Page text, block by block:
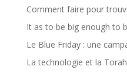
Comment faire pour
It as to be big enough to
Le Blue Friday : une
La technologie et la Torah